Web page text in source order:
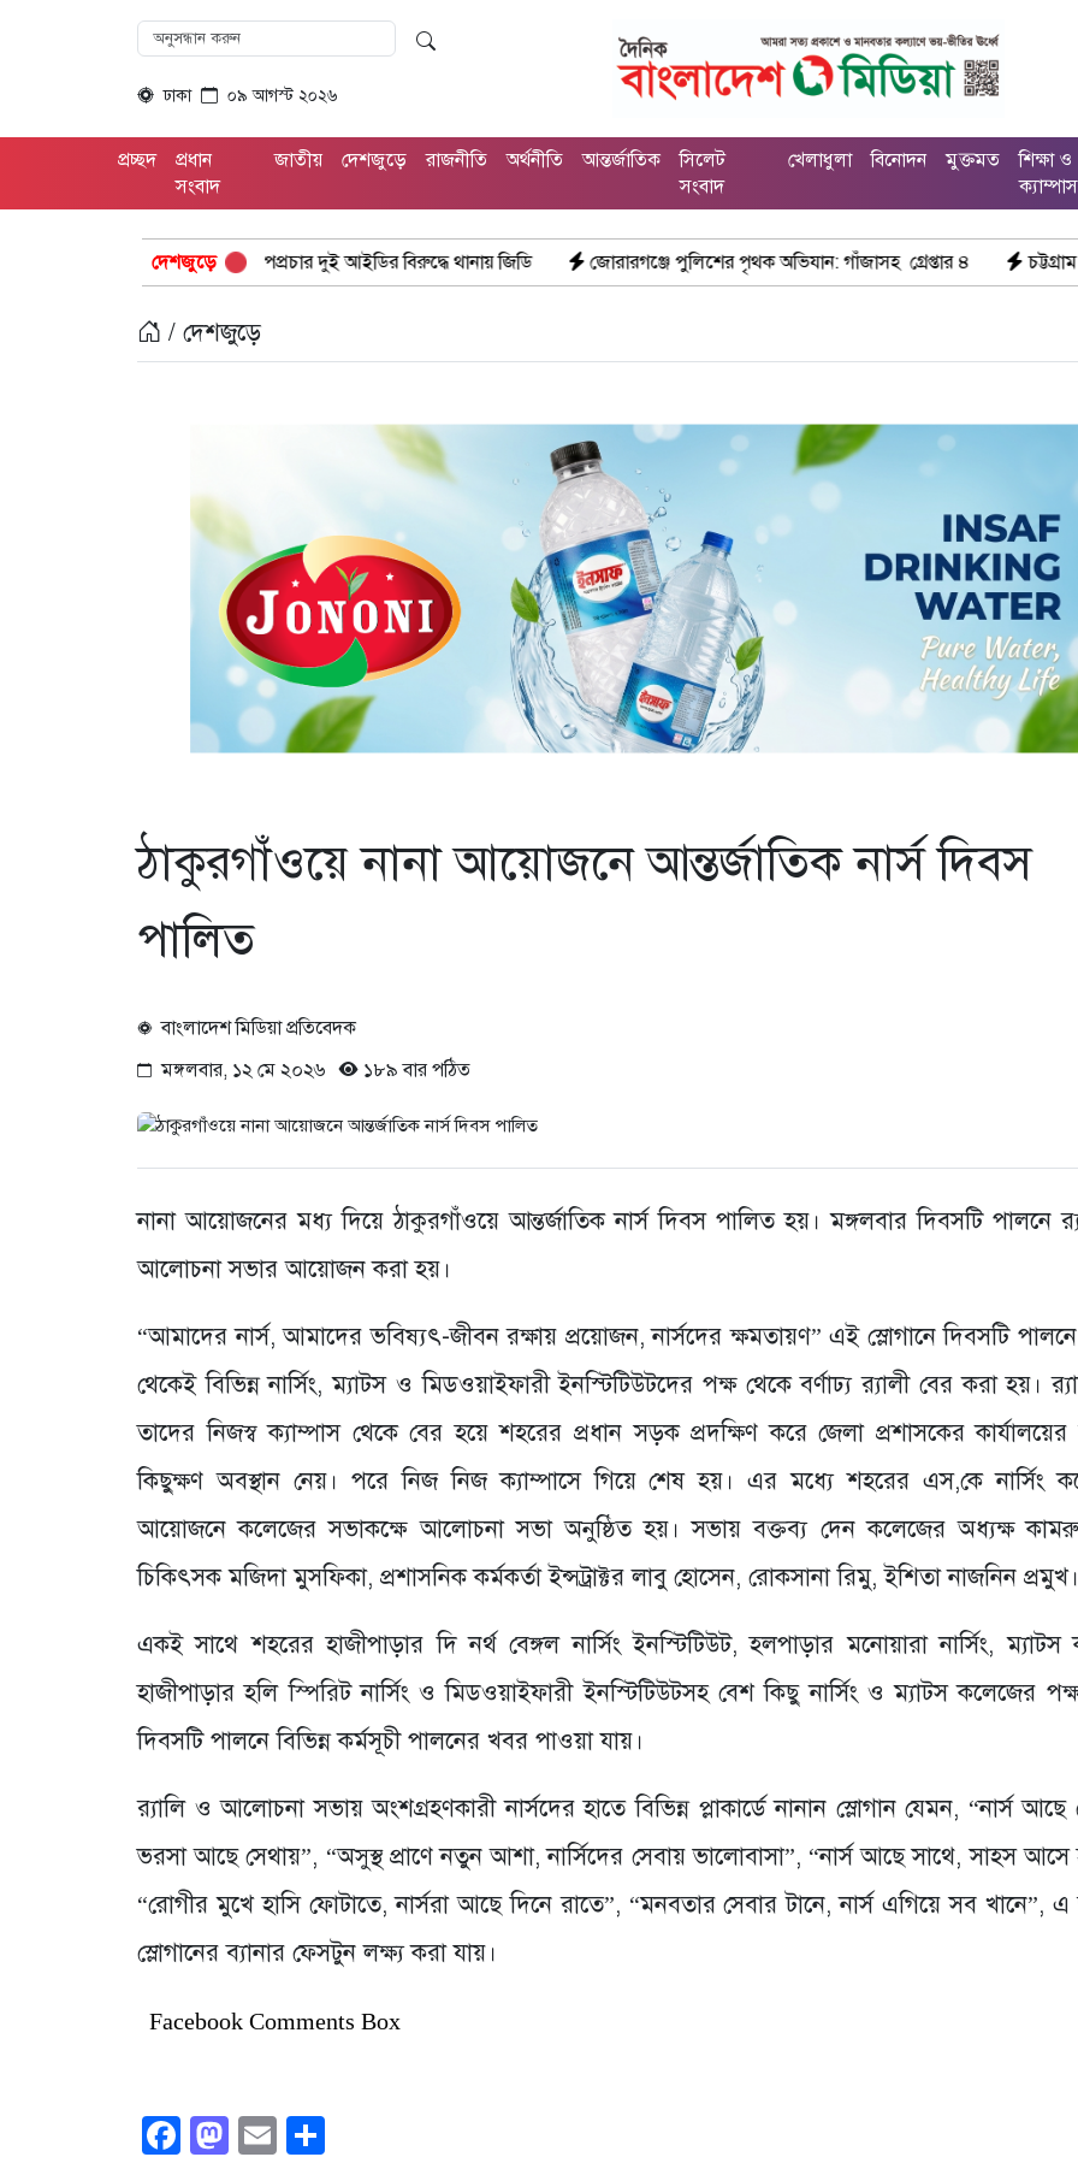
ঢাকা ০৯ আগস্ট ২০২৬
প্রচ্ছদ
প্রধান
সংবাদ
জাতীয় দেশজুড়ে রাজনীতি অর্থনীতি আন্তর্জাতিক
সিলেট
সংবাদ
খেলাধুলা বিনোদন মুক্তমত
শিক্ষা ও
ক্যাম্পাস
দেশজুড়ে
ফেসবুকে অপপ্রচার দুই আইডির বিরুদ্ধে থানায় জিডি জোরারগঞ্জে পুলিশের পৃথক অভিযান: গাঁজাসহ গ্রেপ্তার ৪ চট্টগ্রাম চন্দনাইশে
/ দেশজুড়ে
ঠাকুরগাঁওয়ে নানা আয়োজনে আন্তর্জাতিক নার্স দিবস
পালিত
বাংলাদেশ মিডিয়া প্রতিবেদক
মঙ্গলবার, ১২ মে ২০২৬
১৮৯ বার পঠিত
নানা আয়োজনের মধ্য দিয়ে ঠাকুরগাঁওয়ে আন্তর্জাতিক নার্স দিবস পালিত হয়। মঙ্গলবার দিবসটি পালনে
আলোচনা সভার আয়োজন করা হয়।
“আমাদের নার্স, আমাদের ভবিষ্যৎ-জীবন রক্ষায় প্রয়োজন, নার্সদের ক্ষমতায়ণ” এই স্লোগানে দিবসটি
থেকেই বিভিন্ন নার্সিং, ম্যাটস ও মিডওয়াইফারী ইনস্টিটিউটদের পক্ষ থেকে বর্ণাঢ্য র‌্যালী বের করা হয়।
তাদের নিজস্ব ক্যাম্পাস থেকে বের হয়ে শহরের প্রধান সড়ক প্রদক্ষিণ করে জেলা প্রশাসকের কার্যালয়ের
কিছুক্ষণ অবস্থান নেয়। পরে নিজ নিজ ক্যাম্পাসে গিয়ে শেষ হয়। এর মধ্যে শহরের এস,কে নার্সিং
আয়োজনে কলেজের সভাকক্ষে আলোচনা সভা অনুষ্ঠিত হয়। সভায় বক্তব্য দেন কলেজের অধ্যক্ষ
চিকিৎসক মজিদা মুসফিকা, প্রশাসনিক কর্মকর্তা ইন্সট্রাক্টর লাবু হোসেন, রোকসানা রিমু, ইশিতা নাজনিন প্রমুখ।
একই সাথে শহরের হাজীপাড়ার দি নর্থ বেঙ্গল নার্সিং ইনস্টিটিউট, হলপাড়ার মনোয়ারা নার্সিং,
হাজীপাড়ার হলি স্পিরিট নার্সিং ও মিডওয়াইফারী ইনস্টিটিউটসহ বেশ কিছু নার্সিং ও ম্যাটস কলেজের
দিবসটি পালনে বিভিন্ন কর্মসূচী পালনের খবর পাওয়া যায়।
র‌্যালি ও আলোচনা সভায় অংশগ্রহণকারী নার্সদের হাতে বিভিন্ন প্লাকার্ডে নানান স্লোগান যেমন, “নার্স আছে
ভরসা আছে সেথায়”, “অসুস্থ প্রাণে নতুন আশা, নার্সিদের সেবায় ভালোবাসা”, “নার্স আছে সাথে, সাহস আসে
“রোগীর মুখে হাসি ফোটাতে, নার্সরা আছে দিনে রাতে”, “মনবতার সেবার টানে, নার্স এগিয়ে সব খানে”, এ
স্লোগানের ব্যানার ফেসটুন লক্ষ্য করা যায়।
Facebook Comments Box
Facebook
Mastodon
Email